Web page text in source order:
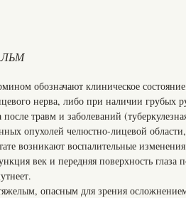
обозначают клиническое
нерва, либо при наличии
после травм и заболеваний
опухолей челюстно-лицевой
возникают воспалительные
век и передняя поверхность глаза
опасным для зрения осложнением